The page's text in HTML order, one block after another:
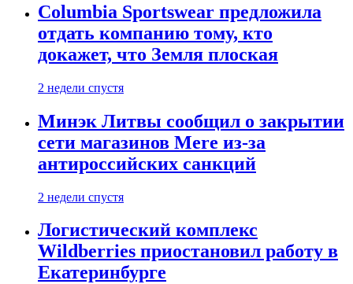
Columbia Sportswear предложила
отдать компанию тому, кто
докажет, что Земля плоская
2 недели спустя
Минэк Литвы сообщил о закрытии
сети магазинов Mere из-за
антироссийских санкций
2 недели спустя
Логистический комплекс
Wildberries приостановил работу в
Екатеринбурге